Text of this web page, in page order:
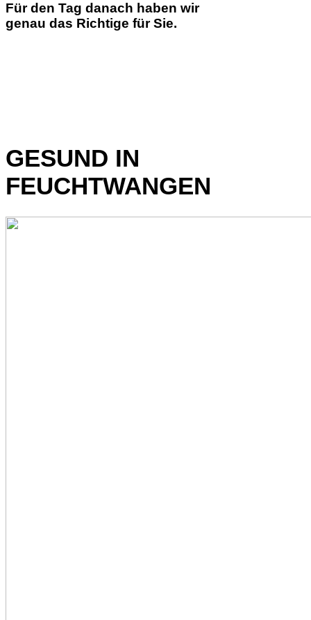
Für den Tag danach haben wir
genau das Richtige für Sie.
GESUND IN
FEUCHTWANGEN